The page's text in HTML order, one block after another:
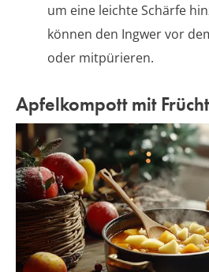
um eine leichte Schärfe
können den Ingwer vor
oder mitpürieren.
Apfelkompott mit